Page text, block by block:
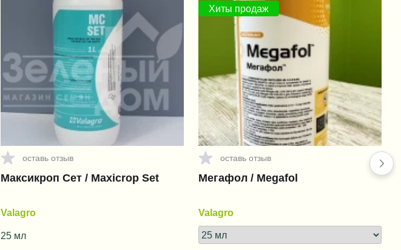
оставь отзыв
Максикроп Сет / Maxicrop Set
Valagro
25 мл
Хиты продаж
оставь отзыв
Мегафол / Megafol
Valagro